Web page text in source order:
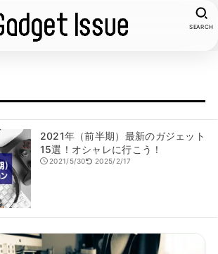
SEARCH
2021年（前半期）最新のガジェット
15選！オシャレに行こう！
2021/5/30 2025/2/17